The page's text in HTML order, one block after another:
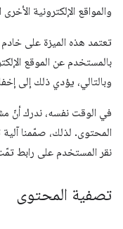
والمواقع الإلكترونية
تعتمد هذه الميزة على
بالمستخدم عن الموقع
وبالتالي، يؤدي ذلك إلى
في الوقت نفسه، ندرك أنّ
المحتوى. لذلك، صمّمنا
نقر المستخدم على رابط
تصفية المحتوى